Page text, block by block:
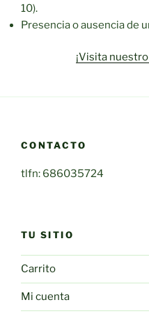
10).
Presencia o ausencia de
¡Visita
CONTACTO
tlfn: 686035724
TU SITIO
Carrito
Mi cuenta